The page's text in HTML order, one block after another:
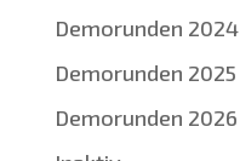
Demorunden 2024
Demorunden 2025
Demorunden 2026